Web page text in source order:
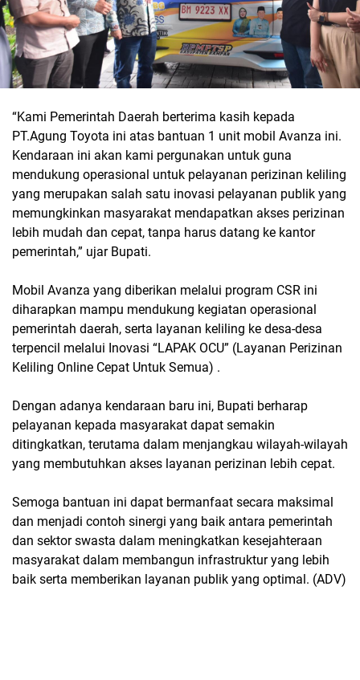
“Kami Pemerintah Daerah berterima kasih kepada
PT.Agung Toyota ini atas bantuan 1 unit mobil Avanza ini.
Kendaraan ini akan kami pergunakan untuk guna
mendukung operasional untuk pelayanan perizinan keliling
yang merupakan salah satu inovasi pelayanan publik yang
memungkinkan masyarakat mendapatkan akses perizinan
lebih mudah dan cepat, tanpa harus datang ke kantor
pemerintah,” ujar Bupati.
Mobil Avanza yang diberikan melalui program CSR ini
diharapkan mampu mendukung kegiatan operasional
pemerintah daerah, serta layanan keliling ke desa-desa
terpencil melalui Inovasi “LAPAK OCU” (Layanan Perizinan
Keliling Online Cepat Untuk Semua) .
Dengan adanya kendaraan baru ini, Bupati berharap
pelayanan kepada masyarakat dapat semakin
ditingkatkan, terutama dalam menjangkau wilayah-wilayah
yang membutuhkan akses layanan perizinan lebih cepat.
Semoga bantuan ini dapat bermanfaat secara maksimal
dan menjadi contoh sinergi yang baik antara pemerintah
dan sektor swasta dalam meningkatkan kesejahteraan
masyarakat dalam membangun infrastruktur yang lebih
baik serta memberikan layanan publik yang optimal. (ADV)